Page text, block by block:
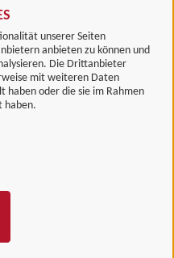
unserer Seiten
anbieten zu können und
Die Drittanbieter
mit weiteren Daten
haben oder die sie im Rahmen
haben.